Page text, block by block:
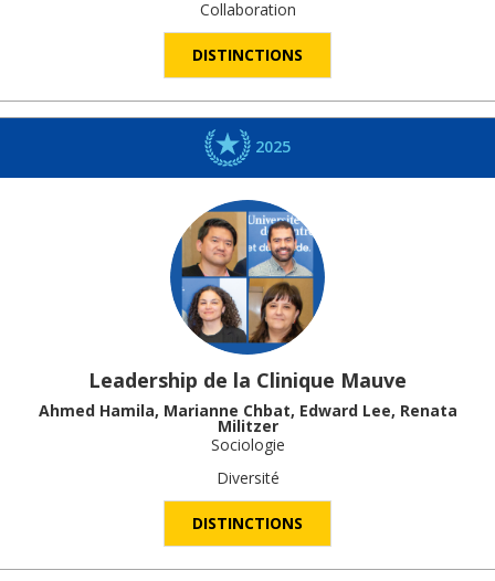
Collaboration
DISTINCTIONS
2025
Leadership de la Clinique Mauve
Ahmed Hamila, Marianne Chbat, Edward Lee, Renata
Militzer
Sociologie
Diversité
DISTINCTIONS